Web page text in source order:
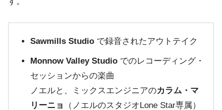
Sawmills Studio で録音されたアウトテイク
Monnow Valley Studio でのレコーディング・
セッションからの楽曲
ノエルと、ミックスエンジニアのカラム・マ
リーニョ
（ノエルのスタジオLone Star専属）